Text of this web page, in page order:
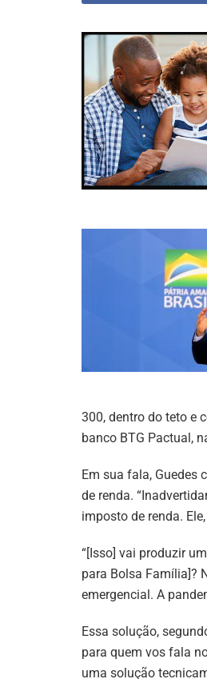
300, dentro do teto e
banco BTG Pactual,
Em sua fala, Guedes
de renda.
imposto de renda.
“[Isso] vai produzir
para Bolsa Família]?
emergencial. A
Essa solução,
para quem vos fala
uma solução